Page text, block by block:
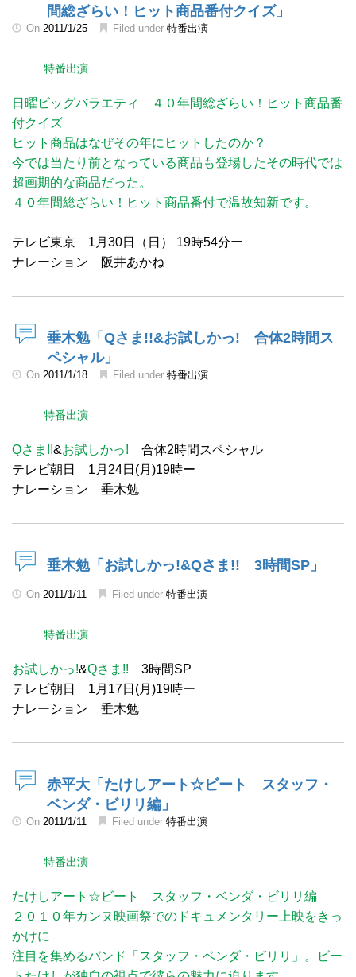
間総ざらい！ヒット商品番付クイズ」
On 2011/1/25 Filed under 特番出演
特番出演
日曜ビッグバラエティ ４０年間総ざらい！ヒット商品番
付クイズ
ヒット商品はなぜその年にヒットしたのか？
今では当たり前となっている商品も登場したその時代では
超画期的な商品だった。
４０年間総ざらい！ヒット商品番付で温故知新です。
テレビ東京 1月30日（日） 19時54分ー
ナレーション 阪井あかね
垂木勉「Qさま!!&お試しかっ! 合体2時間ス
ペシャル」
On 2011/1/18 Filed under 特番出演
特番出演
Qさま!!&お試しかっ! 合体2時間スペシャル
テレビ朝日 1月24日(月)19時ー
ナレーション 垂木勉
垂木勉「お試しかっ!&Qさま!! 3時間SP」
On 2011/1/11 Filed under 特番出演
特番出演
お試しかっ!&Qさま!! 3時間SP
テレビ朝日 1月17日(月)19時ー
ナレーション 垂木勉
赤平大「たけしアート☆ビート スタッフ・
ベンダ・ビリリ編」
On 2011/1/11 Filed under 特番出演
特番出演
たけしアート☆ビート スタッフ・ベンダ・ビリリ編
２０１０年カンヌ映画祭でのドキュメンタリー上映をきっ
かけに
注目を集めるバンド「スタッフ・ベンダ・ビリリ」。ビー